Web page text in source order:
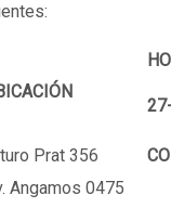
Prat 356
Angamos 0475